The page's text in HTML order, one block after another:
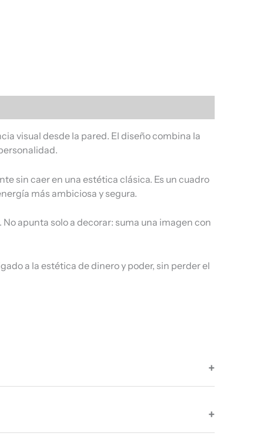
visual desde la pared. El diseño combina la
sin caer en una estética clásica. Es un cuadro
más ambiciosa y segura.
apunta solo a decorar: suma una imagen con
a la estética de dinero y poder, sin perder el